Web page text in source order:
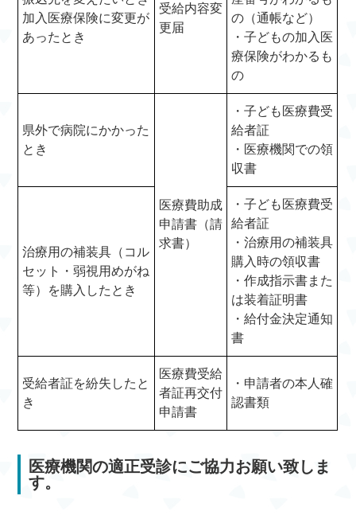
加入医療保険に変更が
あったとき
受給内容変
更届
の（通帳など）
・子どもの加入医
療保険がわかるも
の
県外で病院にかかった
とき
医療費助成
申請書（請
求書）
・子ども医療費受
給者証
・医療機関での領
収書
治療用の補装具（コル
セット・弱視用めがね
等）を購入したとき
・子ども医療費受
給者証
・治療用の補装具
購入時の領収書
・作成指示書また
は装着証明書
・給付金決定通知
書
受給者証を紛失したと
き
医療費受給
者証再交付
申請書
・申請者の本人確
認書類
医療機関の適正受診にご協力お願い致しま
す。